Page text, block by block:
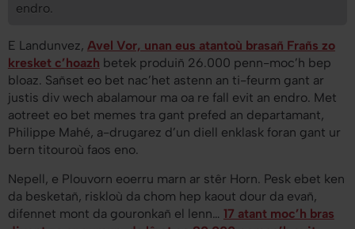
endro.
E Landunvez, Avel Vor, unan eus atantoù brasañ Frañs zo
kresket c’hoazh betek produiñ 26.000 penn-moc’h bep
bloaz. Sañset eo bet nac’het astenn an ti-feurm gant ar
justis div wech abalamour ma oa re fall evit an endro. Met
aotreet eo bet memes tra gant prefed an departamant,
Philippe Mahé, a-drugarez d’un diell enklask foran gant ur
bern titouroù faos eno.
Nepell, e Plouvorn eoerru marn ar stêr Horn. Pesk ebet ken
da besketañ, riskloù da chom hep kaout dour da evañ,
difennet mont da gouronkañ el lenn… 17 atant moc’h bras